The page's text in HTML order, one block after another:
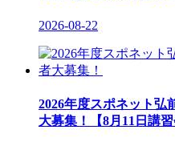
2026-08-22
2026年度スポネット
大募集！【8月11日講習